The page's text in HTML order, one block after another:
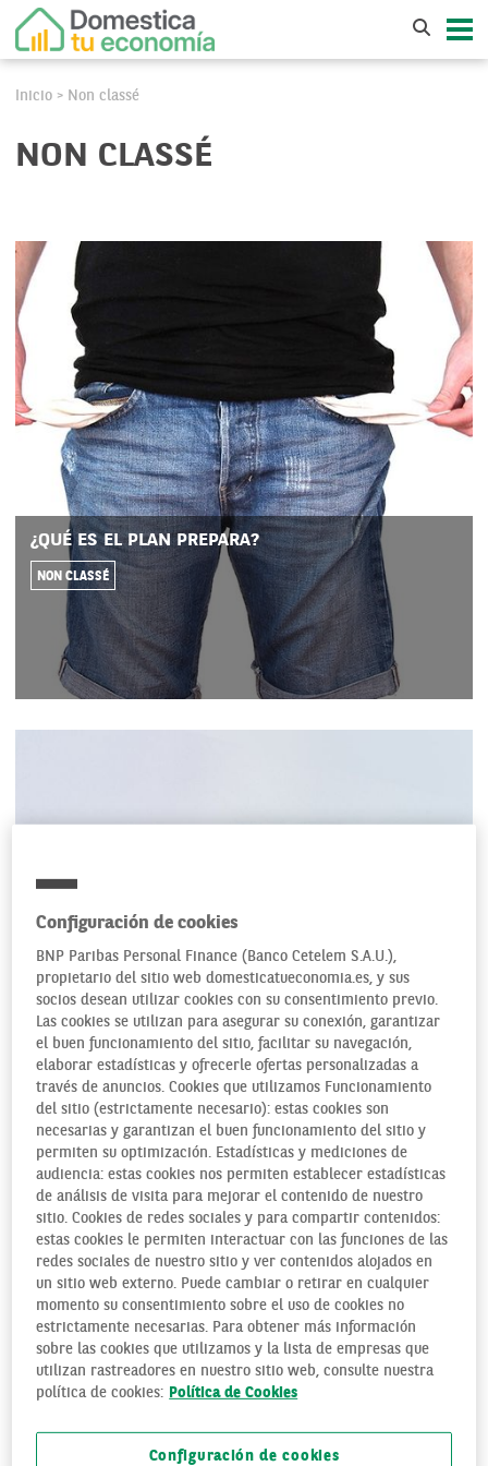
Inicio > Non classé
NON CLASSÉ
¿QUÉ ES EL PLAN PREPARA?
NON CLASSÉ
AYUDAS PÚBLICAS PARA EL ALQUILER O LA
COMPRA DE VIVIENDA
NON CLASSÉ
Configuración de cookies
BNP Paribas Personal Finance (Banco Cetelem S.A.U.),
propietario del sitio web domesticatueconomia.es, y sus
socios desean utilizar cookies con su consentimiento previo.
Las cookies se utilizan para asegurar su conexión, garantizar
el buen funcionamiento del sitio, facilitar su navegación,
elaborar estadísticas y ofrecerle ofertas personalizadas a
través de anuncios. Cookies que utilizamos Funcionamiento
del sitio (estrictamente necesario): estas cookies son
necesarias y garantizan el buen funcionamiento del sitio y
permiten su optimización. Estadísticas y mediciones de
audiencia: estas cookies nos permiten establecer estadísticas
de análisis de visita para mejorar el contenido de nuestro
sitio. Cookies de redes sociales y para compartir contenidos:
estas cookies le permiten interactuar con las funciones de las
redes sociales de nuestro sitio y ver contenidos alojados en
un sitio web externo. Puede cambiar o retirar en cualquier
momento su consentimiento sobre el uso de cookies no
estrictamente necesarias. Para obtener más información
sobre las cookies que utilizamos y la lista de empresas que
utilizan rastreadores en nuestro sitio web, consulte nuestra
política de cookies:
Política de Cookies
Configuración de cookies